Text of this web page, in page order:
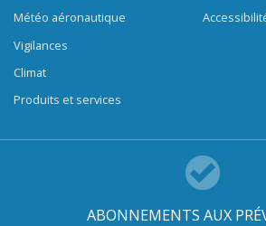
Météo aéronautique
Vigilances
Climat
Produits et services
ABONNEMENTS AUX